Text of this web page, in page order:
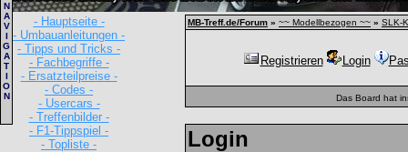
- Hauptseite -
- Umbauanleitungen -
- Tipps und Tricks -
- Fachbegriffe -
- Ersatzteilpreise -
- Codes -
- Usercars -
- Treffenbilder -
- F1-Tippspiel -
- Topliste -
N
A
V
I
G
A
T
I
O
N
MB-Treff.de/Forum » ~~ Modellbezogen ~~ » SLK-
Registrieren Login
Das Board hat
Login